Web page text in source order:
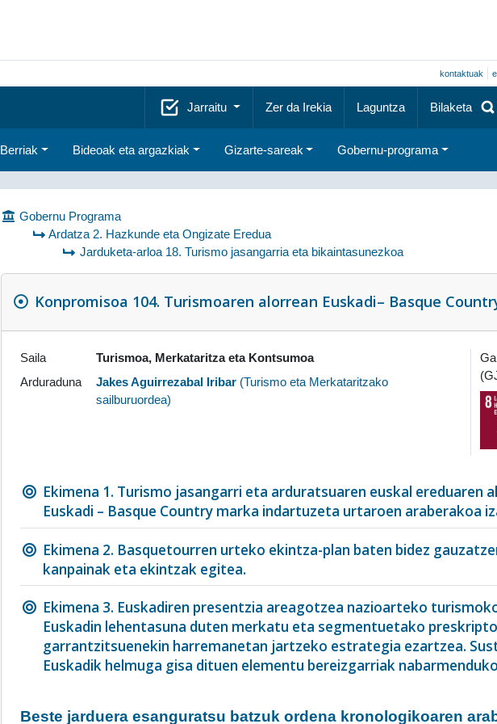
kontaktuak
Jarraitu Zer da Irekia Laguntza Bilaketa
Berriak Bideoak eta argazkiak Gizarte-sareak Gobernu-programa
Gobernu Programa
Ardatza 2. Hazkunde eta Ongizate Eredua
Jarduketa-arloa 18. Turismo jasangarria eta bikaintasunezkoa
Konpromisoa 104. Turismoaren alorrean Euskadi– Basque
Saila
Turismoa, Merkataritza eta Kontsumoa
Arduraduna
Jakes Aguirrezabal Iribar (Turismo eta Merkataritzako
sailburuordea)
Ekimena 1. Turismo jasangarri eta arduratsuaren euskal ereduaren
Euskadi – Basque Country marka indartuzeta urtaroen araberakoa
Ekimena 2. Basquetourren urteko ekintza-plan baten bidez
kanpainak eta ekintzak egitea.
Ekimena 3. Euskadiren presentzia areagotzea nazioarteko
Euskadin lehentasuna duten merkatu eta segmentuetako
garrantzitsuenekin harremanetan jartzeko estrategia ezartzea.
Euskadik helmuga gisa dituen elementu bereizgarriak
Beste jarduera esanguratsu batzuk ordena kronologikoaren